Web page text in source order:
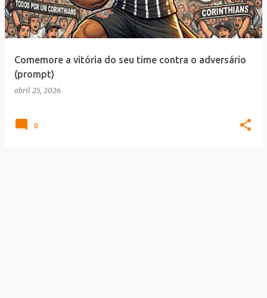
a
g
Comemore a vitória do seu time contra o adversário
(prompt)
abril 25, 2026
0